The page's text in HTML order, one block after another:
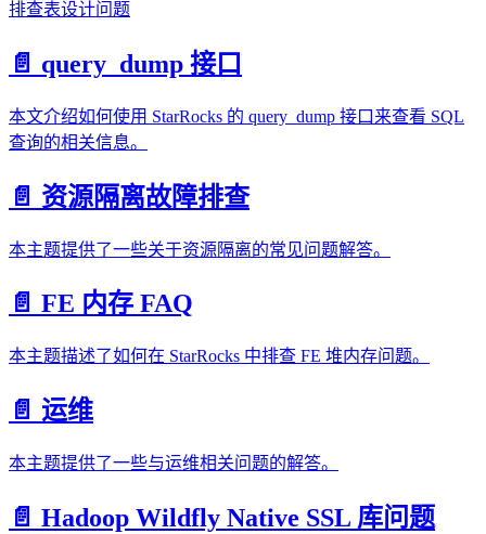
排查表设计问题
📄️ query_dump 接口
本文介绍如何使用 StarRocks 的 query_dump 接口来查看 SQL
查询的相关信息。
📄️ 资源隔离故障排查
本主题提供了一些关于资源隔离的常见问题解答。
📄️ FE 内存 FAQ
本主题描述了如何在 StarRocks 中排查 FE 堆内存问题。
📄️ 运维
本主题提供了一些与运维相关问题的解答。
📄️ Hadoop Wildfly Native SSL 库问题